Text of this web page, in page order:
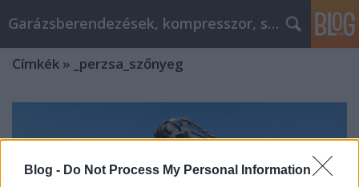
Blog - Do Not Process My Personal Information
Garázsberendezések, kompresszor, szekrény
Címkék » _perzsa_szőnyeg